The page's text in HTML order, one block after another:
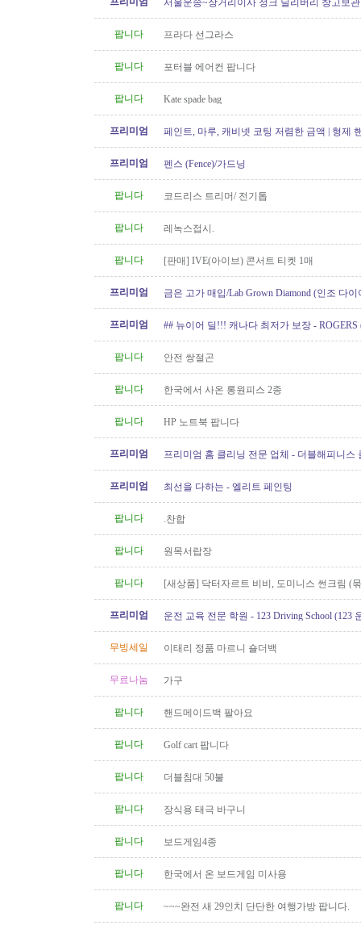
서울운송~장거리이사 정크 딜리버리 창고보관
팝니다
프라다 선그라스
팝니다 포터블 에어컨 팝니다
팝니다 Kate spade bag
프리미엄 페인트, 마루, 캐비넷 코팅 저렴한 금액 | 형제
프리미엄 펜스 (Fence)/가드닝
팝니다 코드리스 트리머/ 전기톱
팝니다 레녹스접시.
팝니다 [판매] IVE(아이브) 콘서트 티켓 1매
프리미엄
금은 고가 매입/Lab Grown Diamond (인조 다
프리미엄
## 뉴이어 딜!!! 캐나다 최저가 보장 - ROGERS
팝니다
안전 쌍절곤
팝니다 한국에서 사온 롱원피스 2종
팝니다 HP 노트북 팝니다
프리미엄 프리미엄 홈 클리닝 전문 업체 - 더블해피니스
프리미엄 최선을 다하는 - 엘리트 페인팅
팝니다 .찬합
팝니다 원목서랍장
팝니다
[새상품] 닥터자르트 비비, 도미니스 썬크림 (
프리미엄
운전 교육 전문 학원 - 123 Driving School (123
무빙세일 이태리 정품 마르니 숄더백
무료나눔 가구
팝니다 핸드메이드백 팔아요
팝니다 Golf cart 팝니다
팝니다 더블침대 50불
팝니다 장식용 태극 바구니
팝니다 보드게임4종
팝니다 한국에서 온 보드게임 미사용
팝니다 ~~~완전 새 29인치 단단한 여행가방 팝니다.